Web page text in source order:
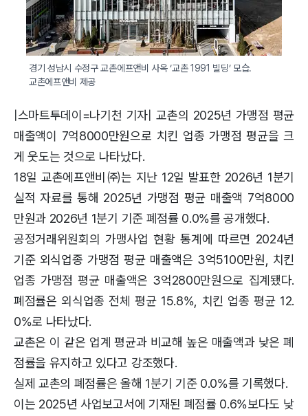
경기 성남시 수정구 교촌에프앤비 사옥 ‘교촌 1991 빌딩’ 모습.
교촌에프앤비 제공
|스마트투데이=나기천 기자| 교촌의 2025년 가맹점 평균
매출액이 7억8000만원으로 치킨 업종 가맹점 평균을 크
게 웃도는 것으로 나타났다.
18일 교촌에프앤비㈜는 지난 12일 발표한 2026년 1분기
실적 자료를 통해 2025년 가맹점 평균 매출액 7억8000
만원과 2026년 1분기 기준 폐점률 0.0%를 공개했다.
공정거래위원회의 가맹사업 현황 통계에 따르면 2024년
기준 외식업종 가맹점 평균 매출액은 3억5100만원, 치킨
업종 가맹점 평균 매출액은 3억2800만원으로 집계됐다.
폐점률은 외식업종 전체 평균 15.8%, 치킨 업종 평균 12.
0%로 나타났다.
교촌은 이 같은 업계 평균과 비교해 높은 매출액과 낮은 폐
점률을 유지하고 있다고 강조했다.
실제 교촌의 폐점률은 올해 1분기 기준 0.0%를 기록했다.
이는 2025년 사업보고서에 기재된 폐점률 0.6%보다도 낮